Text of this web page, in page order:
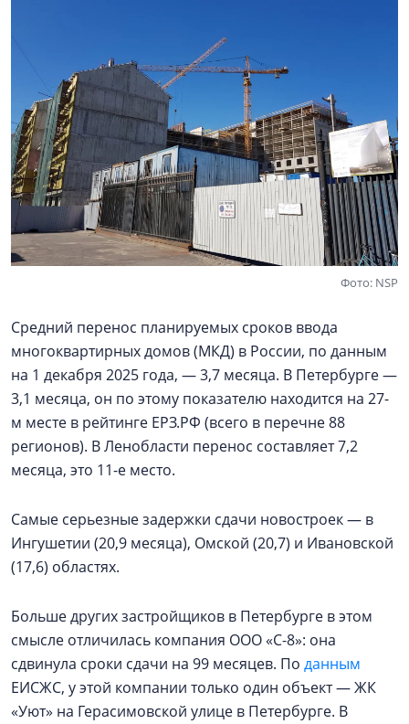
Фото: NSP
Средний перенос планируемых сроков ввода
многоквартирных домов (МКД) в России, по данным
на 1 декабря 2025 года, — 3,7 месяца. В Петербурге —
3,1 месяца, он по этому показателю находится на 27-
м месте в рейтинге ЕРЗ.РФ (всего в перечне 88
регионов). В Ленобласти перенос составляет 7,2
месяца, это 11-е место.
Самые серьезные задержки сдачи новостроек — в
Ингушетии (20,9 месяца), Омской (20,7) и Ивановской
(17,6) областях.
Больше других застройщиков в Петербурге в этом
смысле отличилась компания ООО «С-8»: она
сдвинула сроки сдачи на 99 месяцев. По данным
ЕИСЖС, у этой компании только один объект — ЖК
«Уют» на Герасимовской улице в Петербурге. В